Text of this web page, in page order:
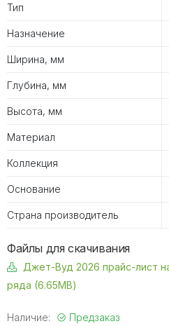
Тип
Назначение
Ширина, мм
Глубина, мм
Высота, мм
Материал
Коллекция
Основание
Страна производитель
Файлы для скачивания
Джет-Вуд 2026 прайс-лист
ряда (6.65MB)
Наличие: Предзаказ